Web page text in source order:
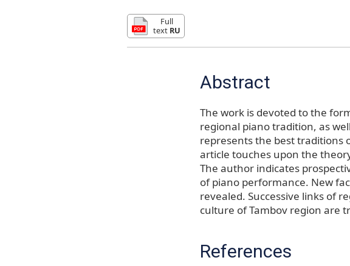
Full
text RU
Abstract
The work is devoted to the
regional piano tradition, as
represents the best traditions
article touches upon the
The author indicates
of piano performance. New
revealed. Successive links of
culture of Tambov region are
References